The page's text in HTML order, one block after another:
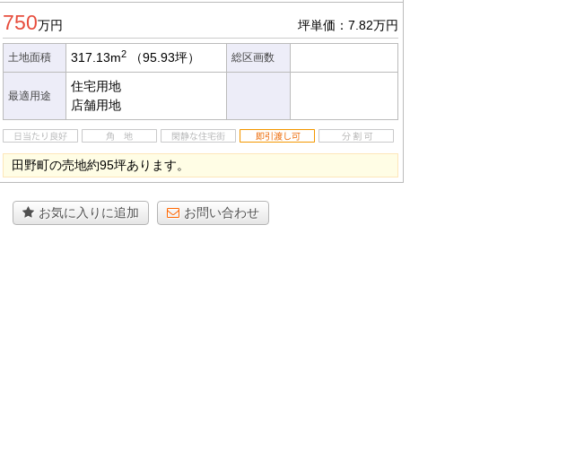
750万円 坪単価：7.82万円
土地面積 317.13m2 （95.93坪） 総区画数
最適用途
住宅用地
店舗用地
田野町の売地約95坪あります。
お気に入りに追加 お問い合わせ